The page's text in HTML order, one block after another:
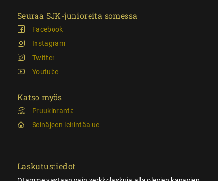
Seuraa SJK-junioreita somessa
Facebook
Instagram
Twitter
Youtube
Katso myös
Pruukinranta
Seinäjoen leirintäalue
Laskutustiedot